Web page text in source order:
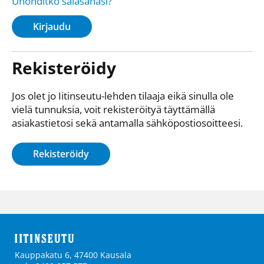
Kirjaudu
Rekisteröidy
Jos olet jo Iitinseutu-lehden tilaaja eikä sinulla ole
vielä tunnuksia, voit rekisteröityä täyttämällä
asiakastietosi sekä antamalla sähkö­posti­osoitteesi.
Rekisteröidy
Kauppakatu 6, 47400 Kausala